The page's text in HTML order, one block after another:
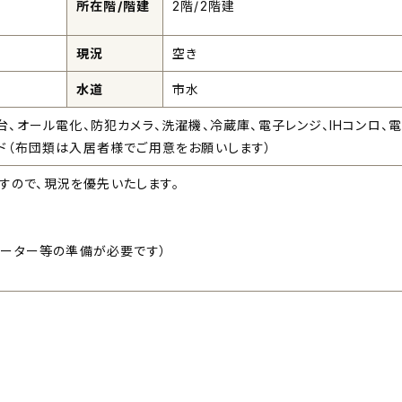
所在階/階建 2階/2階建
現況 空き
水道 市水
、オール電化、防犯カメラ、洗濯機、冷蔵庫、電子レンジ、IHコンロ、
（布団類は入居者様でご用意をお願いします）
で、現況を優先いたします。
ター等の準備が必要です）